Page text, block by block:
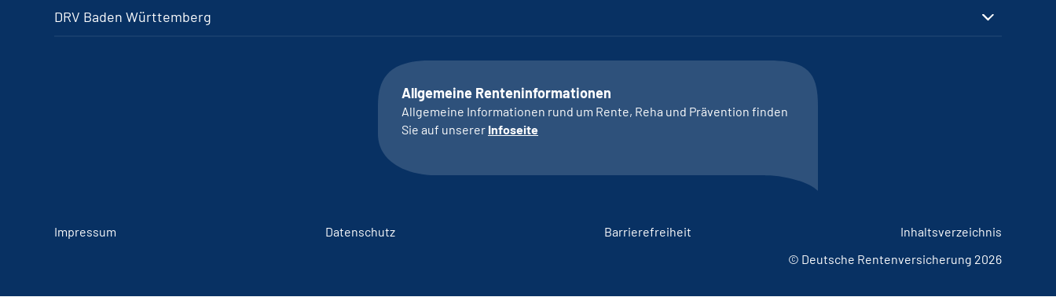
DRV Baden Württemberg
Allgemeine Renteninformationen
Allgemeine Informationen rund um Rente, Reha und Prävention finden
Sie auf unserer Infoseite
Impressum Datenschutz Barrierefreiheit
Inhaltsverzeichnis
© Deutsche Rentenversicherung 2026